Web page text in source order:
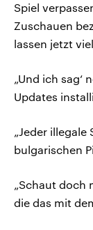
Spiel
Zuschauen
lassen jetzt
„Und ich sag‘
Updates
„Jeder
bulgarischen
„Schaut doch
die das mit